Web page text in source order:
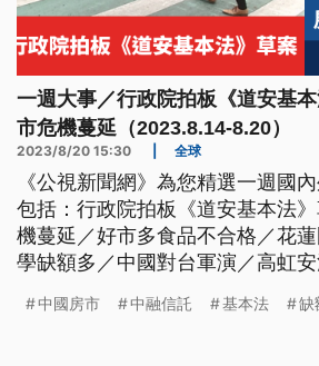
一週大事／行政院拍板《道安基
市危機蔓延（2023.8.14-8.20）
2023/8/20 15:30 全球
《公視新聞網》為您精選一週國
包括：行政院拍板《道安基本法
機蔓延／好市多食品不合格／花
學缺額多／中國對台軍演／高虹安
中國房市 中融信託 基本法 缺